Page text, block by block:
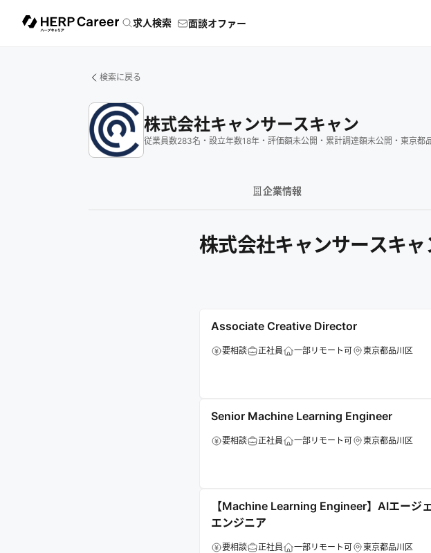
求人検索 面談オファー
検索に戻る
株式会社キャンサースキャン
従業員数283名 ・ 設立年数18年 ・ 評価額未公開 ・ 累計調達額未公開 ・ 東京都
企業情報
株式会社キャンサースキ
Associate Creative Director
要相談 正社員 一部リモート可 東京都品川区
Senior Machine Learning Engineer
要相談 正社員 一部リモート可 東京都品川区
【Machine Learning Engineer】AIエージ
エンジニア
要相談 正社員 一部リモート可 東京都品川区